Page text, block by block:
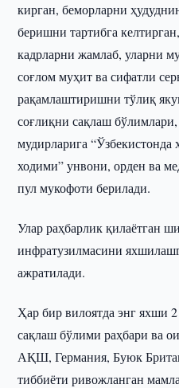
кирган, беморларни
беришни тартибга
кадрларни жамлаб, уларни
соғлом муҳит ва сифатли
рақамлаштиришни тўлиқ
соғлиқни сақлаш
мудирларига “Ўзбекистонда
ходими” унвони, орден ва
пул мукофоти берилади.
Улар раҳбарлик қилаётган
инфратузилмасини
ажратилади.
Ҳар бир вилоятда энг яхши
сақлаш бўлими раҳбари ва
АҚШ, Германия, Буюк
тиббиёти ривожланган